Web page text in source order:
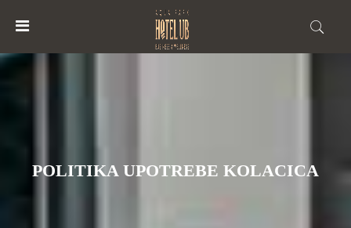
MENU
HOTEL
POLITIKA UPOTREBE KOLACICA